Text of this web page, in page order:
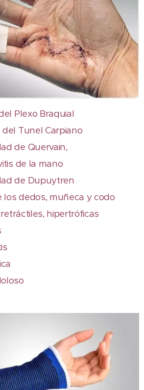
Plexo Braquial
Tunel Carpiano
de Quervain,
de la mano
de Dupuytren
los dedos, muñeca y codo
hipertróficas